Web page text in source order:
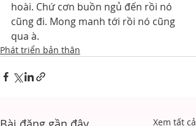
hoài. Chứ cơn buồn ngủ đến rồi nó
cũng đi. Mong manh tới rồi nó cũng
qua à.
Phát triển bản thân
Xem tất cả